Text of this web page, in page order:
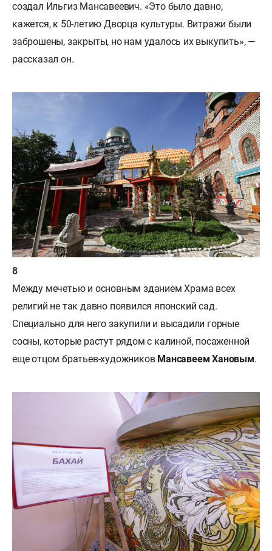
создал Ильгиз Мансавеевич. «Это было давно,
кажется, к 50-летию Дворца культуры. Витражи были
заброшены, закрыты, но нам удалось их выкупить», —
рассказал он.
Между мечетью и основным зданием Храма всех
религий не так давно появился японский сад.
Специально для него закупили и высадили горные
сосны, которые растут рядом с калиной, посаженной
еще отцом братьев-художников Мансавеем Хановым.